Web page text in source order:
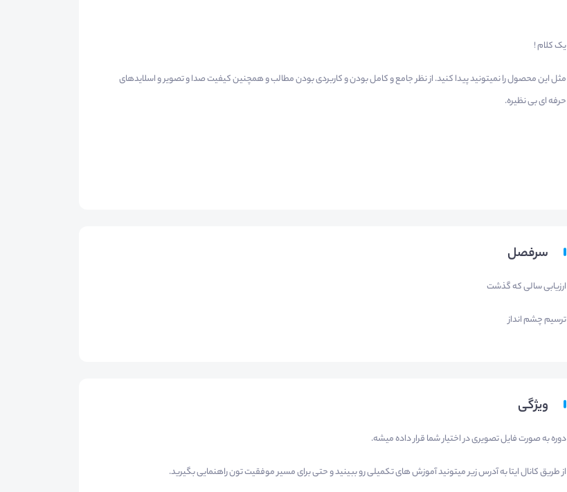
یک کلام !
مثل این محصول را نمیتونید پیدا کنید. از نظر جامع و کامل بودن و کاربردی بودن مطالب و همچنین کیفیت صدا و تصویر و اسلایدهای
حرفه ای بی نظیره.
سرفصل
ارزیابی سالی که گذشت
ترسیم چشم انداز
ویژگی
دوره به صورت فایل تصویری در اختیار شما قرار داده میشه.
از طریق کانال ایتا به آدرس زیر میتونید آموزش های تکمیلی رو ببینید و حتی برای مسیر موفقیت تون راهنمایی بگیرید.